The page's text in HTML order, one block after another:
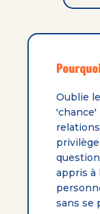
Oublie
'chance'
appris à
sans se